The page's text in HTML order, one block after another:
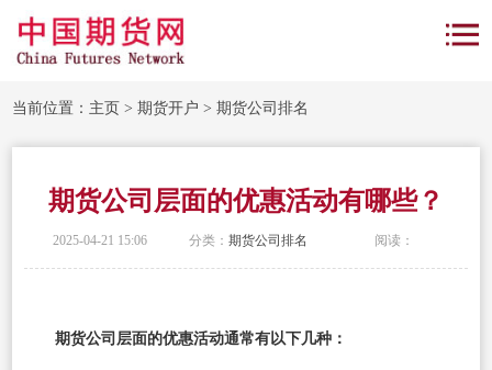
当前位置： 主页 >期货开户 >期货公司排名
期货公司层面的优惠活动有哪些？
2025-04-21 15:06 分类： 期货公司排名 阅读：
期货公司层面的优惠活动通常有以下几种：